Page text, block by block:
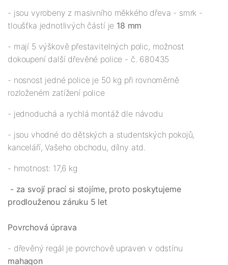
- jsou vyrobeny z masivního měkkého dřeva - smrk -
tloušťka jednotlivých částí je 18 mm
- mají 5 výškově přestavitelných polic, možnost
dokoupení další dřevěné police - č. 680435
- nosnost jedné police je 50 kg při rovnoměrně
rozloženém zatížení police
- jednoduchá a rychlá montáž dle návodu
- jsou vhodné do dětských a studentských pokojů,
kanceláří, Vašeho obchodu, dílny atd.
- hmotnost: 17,6 kg
- za svojí prací si stojíme, proto poskytujeme
prodlouženou záruku 5 let
Povrchová úprava
- dřevěný regál je povrchově upraven v odstínu
mahagon